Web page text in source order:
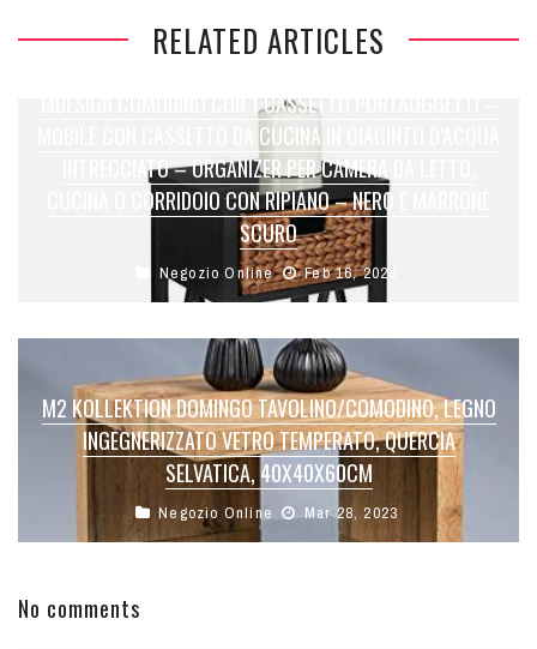
RELATED ARTICLES
MDESIGN COMODINO CON 1 CASSETTO PORTAOGGETTI –
MOBILE CON CASSETTO DA CUCINA IN GIACINTO D’ACQUA
INTRECCIATO – ORGANIZER PER CAMERA DA LETTO,
CUCINA O CORRIDOIO CON RIPIANO – NERO E MARRONE
SCURO
Negozio Online Feb 16, 2023
M2 KOLLEKTION DOMINGO TAVOLINO/COMODINO, LEGNO
INGEGNERIZZATO VETRO TEMPERATO, QUERCIA
SELVATICA, 40X40X60CM
Negozio Online Mar 28, 2023
No comments